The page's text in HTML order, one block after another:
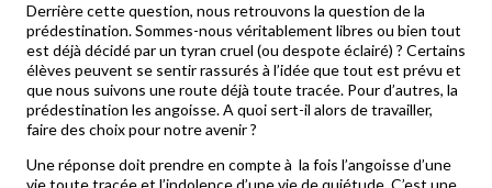
Derrière cette question, nous retrouvons la question de la
prédestination. Sommes-nous véritablement libres ou bien tout
est déjà décidé par un tyran cruel (ou despote éclairé) ? Certains
élèves peuvent se sentir rassurés à l’idée que tout est prévu et
que nous suivons une route déjà toute tracée. Pour d’autres, la
prédestination les angoisse. A quoi sert-il alors de travailler,
faire des choix pour notre avenir ?
Une réponse doit prendre en compte à la fois l’angoisse d’une